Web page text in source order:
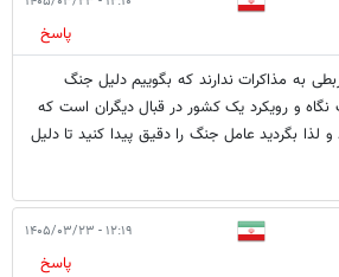
پاسخ
به مذاکرات ندارند که بگوییم دلیل جنگ
نگاه و رویکرد یک کشور در قبال دیگران است که
بگردید عامل جنگ را دقیق پیدا کنید تا دلیل
۱۲:۱۹ - ۱۴۰۵/۰۳/۲۳
پاسخ